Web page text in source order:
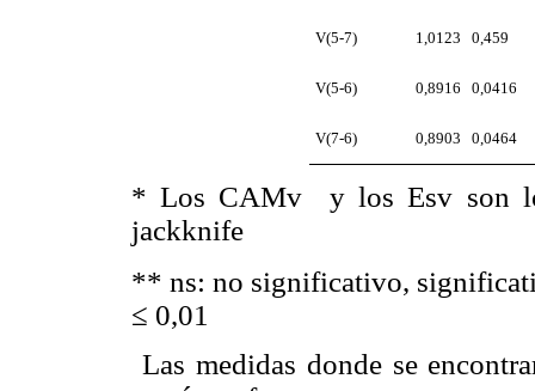
V(5-7) 1,0123 0,459
V(5-6) 0,8916 0,0416
V(7-6) 0,8903 0,0464
*Los CAMv
y los Esv son
jackknife
** ns: no significativo,
≤ 0,01
Las medidas donde se